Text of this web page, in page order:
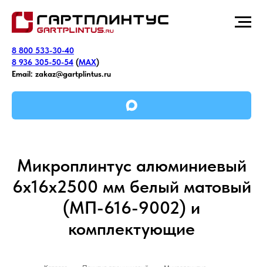
8 800 533-30-40
8 936 305-50-54 (MAX)
Email: zakaz@gartplintus.ru
Микроплинтус алюминиевый
6х16х2500 мм белый матовый
(МП-616-9002) и
комплектующие